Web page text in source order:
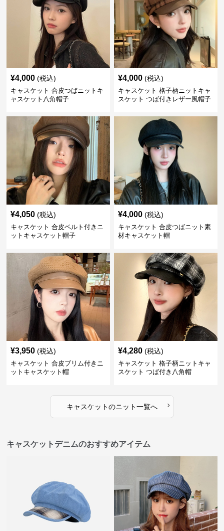
¥4,000 (税込)
キャスケット 合皮つばニットキ
ャスケット八角帽子
¥4,000 (税込)
キャスケット 格子柄ニットキャ
スケット つば付きレザー風帽子
¥4,050 (税込)
キャスケット 合皮ベルト付きニ
ットキャスケット帽子
¥4,000 (税込)
キャスケット 合皮つばニット素
材キャスケット帽
¥3,950 (税込)
キャスケット 合皮ブリム付きニ
ットキャスケット帽
¥4,280 (税込)
キャスケット 格子柄ニットキャ
スケット つば付き八角帽
キャスケットのニット一覧へ ›
キャスケットデニムのおすすめアイテム